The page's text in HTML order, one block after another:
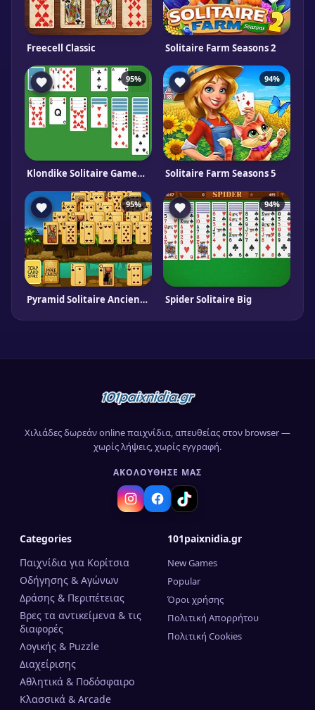
Freecell Classic Solitaire Farm Seasons 2
95%
Klondike Solitaire Gameboss
94%
Solitaire Farm Seasons 5
95%
Pyramid Solitaire Ancient Egypt
94%
Spider Solitaire Big
Χιλιάδες δωρεάν online παιχνίδια, απευθείας στον browser —
χωρίς λήψεις, χωρίς εγγραφή.
ΑΚΟΛΟΎΘΗΣΈ ΜΑΣ
Categories
Παιχνίδια για Κορίτσια
Οδήγησης & Αγώνων
Δράσης & Περιπέτειας
Βρες τα αντικείμενα & τις
διαφορές
Λογικής & Puzzle
Διαχείρισης
Αθλητικά & Ποδόσφαιρο
Κλασσικά & Arcade
101paixnidia.gr
New Games
Popular
Όροι χρήσης
Πολιτική Απορρήτου
Πολιτική Cookies